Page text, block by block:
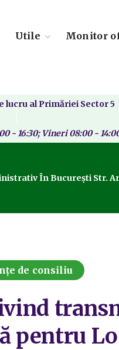
Utile Monitor
lucru al Primăriei Sector 5
- 16:30; Vineri 08:00 -
În București
de consiliu
pentru